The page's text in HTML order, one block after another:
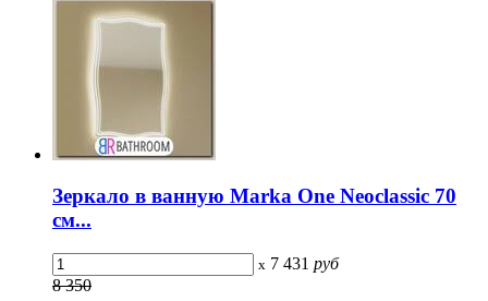
Зеркало в ванную Marka One Neoclassic 70
см...
x 7 431 руб
8 350